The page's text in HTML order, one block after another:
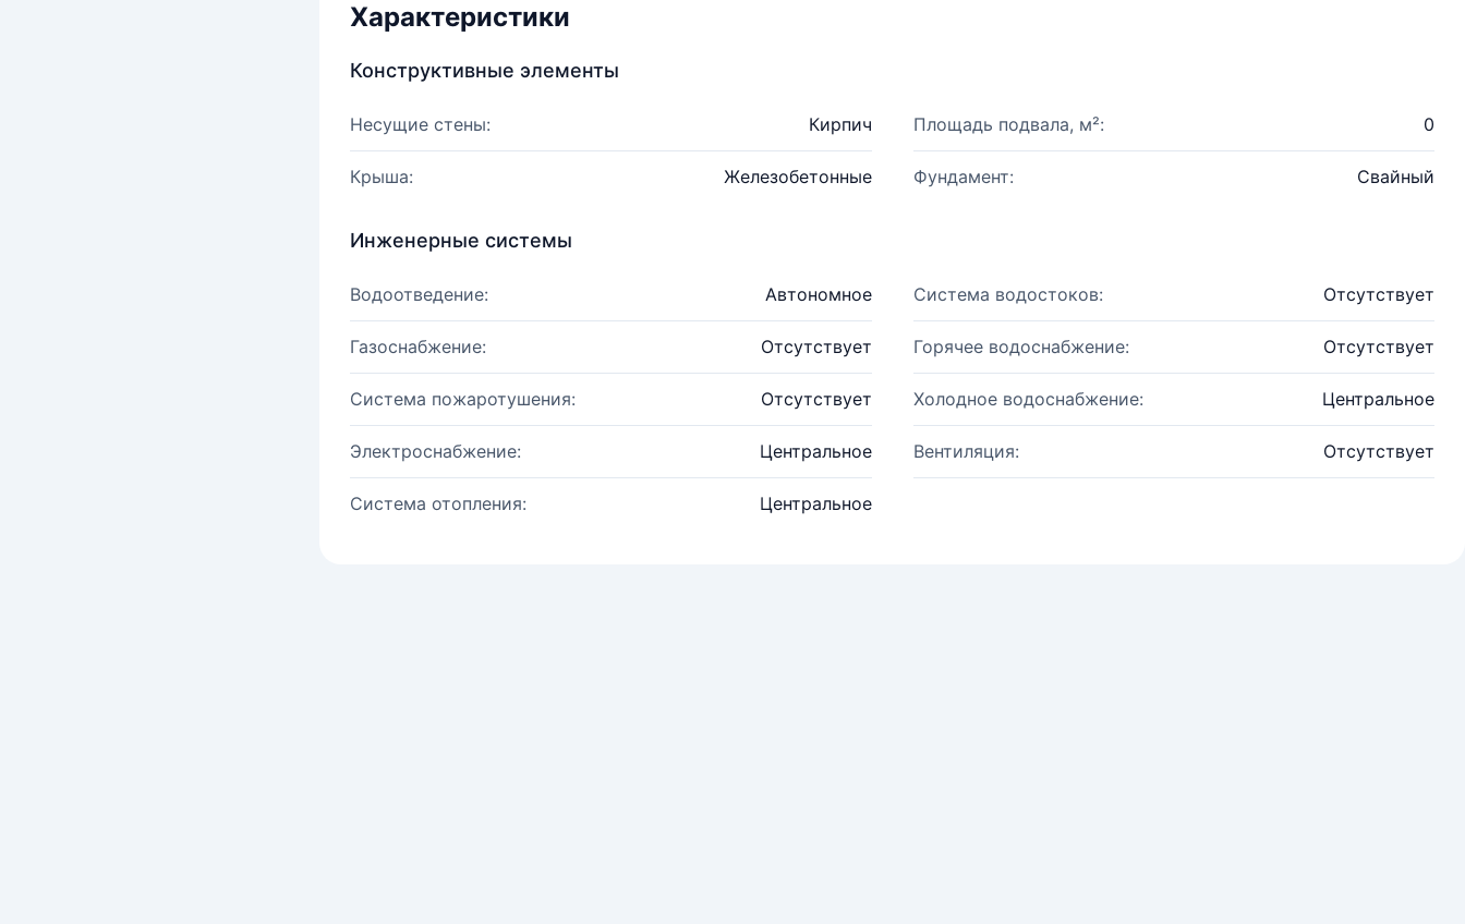
Характеристики
Конструктивные элементы
Несущие стены: Кирпич Площадь подвала, м²: 0
Крыша: Железобетонные Фундамент: Свайный
Инженерные системы
Водоотведение: Автономное Система водостоков: Отсутствует
Газоснабжение: Отсутствует Горячее водоснабжение: Отсутствует
Система пожаротушения: Отсутствует Холодное водоснабжение: Центральное
Электроснабжение: Центральное Вентиляция: Отсутствует
Система отопления: Центральное